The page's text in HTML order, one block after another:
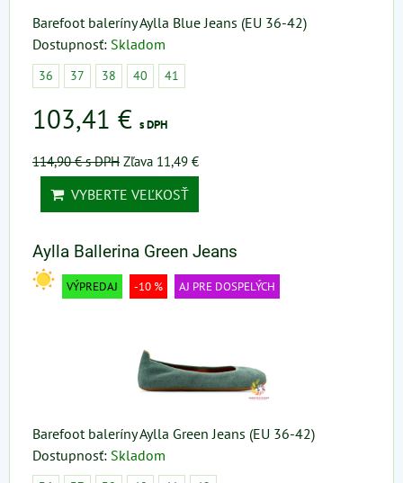
Barefoot baleríny Aylla Blue Jeans (EU 36-42)
Dostupnosť: Skladom
36 37 38 40 41
103,41 € s DPH
114,90 €s DPH Zľava 11,49 €
VYBERTE VEĽKOSŤ
Aylla Ballerina Green Jeans
VÝPREDAJ -10 % AJ PRE DOSPELÝCH
Barefoot baleríny Aylla Green Jeans (EU 36-42)
Dostupnosť: Skladom